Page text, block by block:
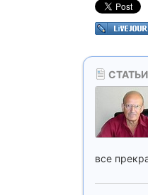
все